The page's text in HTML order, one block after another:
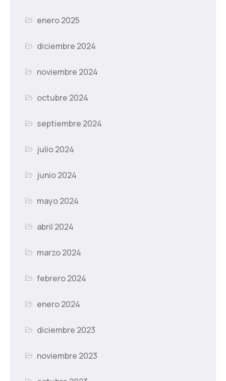
enero 2025
diciembre 2024
noviembre 2024
octubre 2024
septiembre 2024
julio 2024
junio 2024
mayo 2024
abril 2024
marzo 2024
febrero 2024
enero 2024
diciembre 2023
noviembre 2023